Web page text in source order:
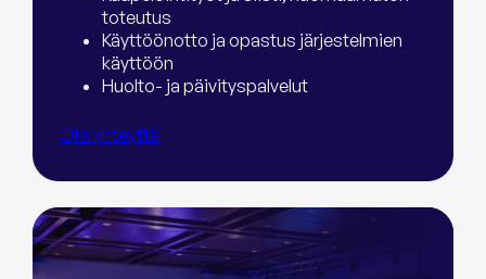
toteutus
Käyttöönotto ja opastus järjestelmien
käyttöön
Huolto- ja päivityspalvelut
Ota yhteyttä